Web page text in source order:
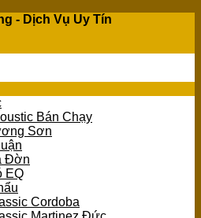
- Dịch Vụ Uy Tín
Bán Chạy
Sơn
Đờn
EQ
Cordoba